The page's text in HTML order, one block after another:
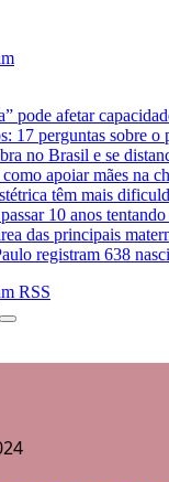
pode afetar
17 perguntas sobre o
no Brasil e se
apoiar mães na
têm mais
10 anos
das principais
registram 638
RSS